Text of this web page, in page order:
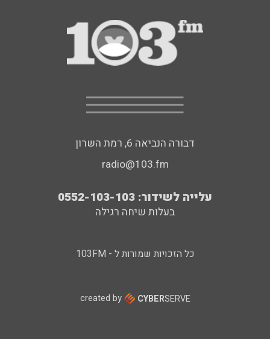
דבורה הנביאה 6, רמת השרון
radio@103.fm
עלייה לשידור: 0552-103-103
בעלות שיחה רגילה
כל הזכויות שמורות ל - 103FM
created by CYBERSERVE